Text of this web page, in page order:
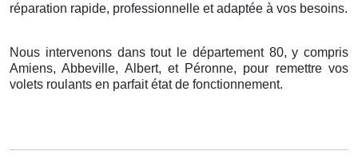
réparation rapide, professionnelle et adaptée à vos besoins.
Nous intervenons dans tout le département 80, y compris
Amiens, Abbeville, Albert, et Péronne, pour remettre vos
volets roulants en parfait état de fonctionnement.